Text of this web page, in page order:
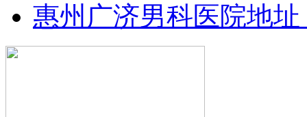
惠州广济男科医院地址